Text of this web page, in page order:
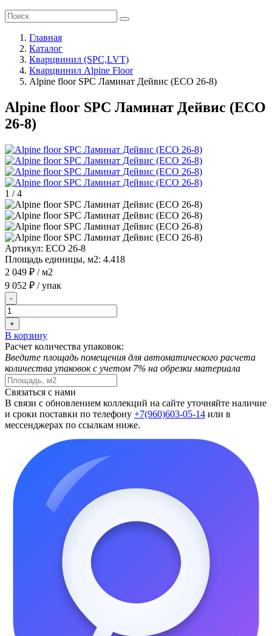
Главная
Каталог
Кварцвинил (SPC,LVT)
Кварцвинил Alpine Floor
Alpine floor SPC Ламинат Дейвис (ECO 26-8)
Alpine floor SPC Ламинат Дейвис (ECO
26-8)
1 /4
Артикул: ECO 26-8
Площадь единицы, м2: 4.418
2 049 ₽ / м2
9 052 ₽ / упак
-
+
В корзину
Расчет количества упаковок:
Введите площадь помещения для автоматического расчета
количества упаковок с учетом 7% на обрезки материала
Связаться с нами
В связи с обновлением коллекций на сайте уточняйте наличие
и сроки поставки по телефону +7(960)603-05-14 или в
мессенджерах по ссылкам ниже.